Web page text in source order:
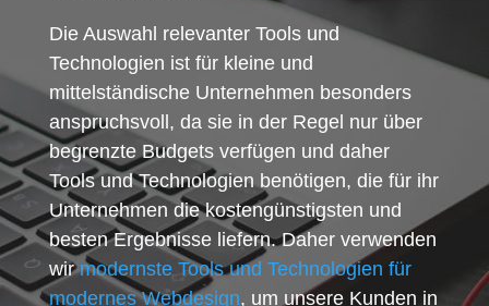
Die Auswahl relevanter Tools und
Technologien ist für kleine und
mittelständische Unternehmen besonders
anspruchsvoll, da sie in der Regel nur über
begrenzte Budgets verfügen und daher
Tools und Technologien benötigen, die für ihr
Unternehmen die kostengünstigsten und
besten Ergebnisse liefern. Daher verwenden
wirmodernste Tools und Technologien für
modernes Webdesign, um unsere Kunden in